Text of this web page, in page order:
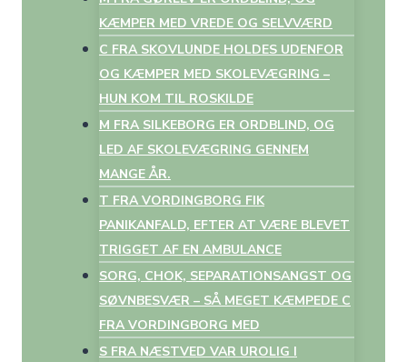
KÆMPER MED VREDE OG SELVVÆRD
C FRA SKOVLUNDE HOLDES UDENFOR
OG KÆMPER MED SKOLEVÆGRING –
HUN KOM TIL ROSKILDE
M FRA SILKEBORG ER ORDBLIND, OG
LED AF SKOLEVÆGRING GENNEM
MANGE ÅR.
T FRA VORDINGBORG FIK
PANIKANFALD, EFTER AT VÆRE BLEVET
TRIGGET AF EN AMBULANCE
SORG, CHOK, SEPARATIONSANGST OG
SØVNBESVÆR – SÅ MEGET KÆMPEDE C
FRA VORDINGBORG MED
S FRA NÆSTVED VAR UROLIG I